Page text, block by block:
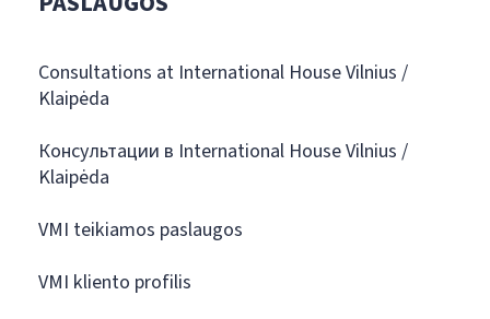
Consultations at International House Vilnius /
Klaipėda
Консультации в International House Vilnius /
Klaipėda
VMI teikiamos paslaugos
VMI kliento profilis